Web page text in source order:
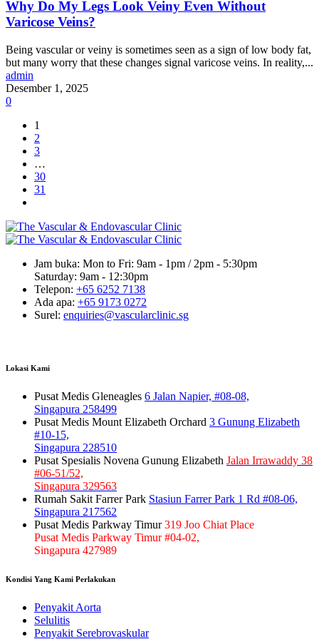
Why Do My Legs Look Veiny Even Without
Varicose Veins?
Being vascular or veiny is sometimes seen as a sign of low body fat,
but many worry that these changes signal varicose veins. In reality,...
admin
Desember 1, 2025
0
1
2
3
…
30
31
Jam buka: Mon to Fri: 9am - 1pm / 2pm - 5:30pm
Saturday: 9am - 12:30pm
Telepon: +65 6252 7138
Ada apa: +65 9173 0272
Surel: enquiries@vascularclinic.sg
Lokasi Kami
Pusat Medis Gleneagles 6 Jalan Napier, #08-08,
Singapura 258499
Pusat Medis Mount Elizabeth Orchard 3 Gunung Elizabeth
#10-15,
Singapura 228510
Pusat Spesialis Novena Gunung Elizabeth Jalan Irrawaddy 38
#06-51/52,
Singapura 329563
Rumah Sakit Farrer Park Stasiun Farrer Park 1 Rd #08-06,
Singapura 217562
Pusat Medis Parkway Timur319 Joo Chiat Place
Pusat Medis Parkway Timur #04-02,
Singapura 427989
Kondisi Yang Kami Perlakukan
Penyakit Aorta
Selulitis
Penyakit Serebrovaskular